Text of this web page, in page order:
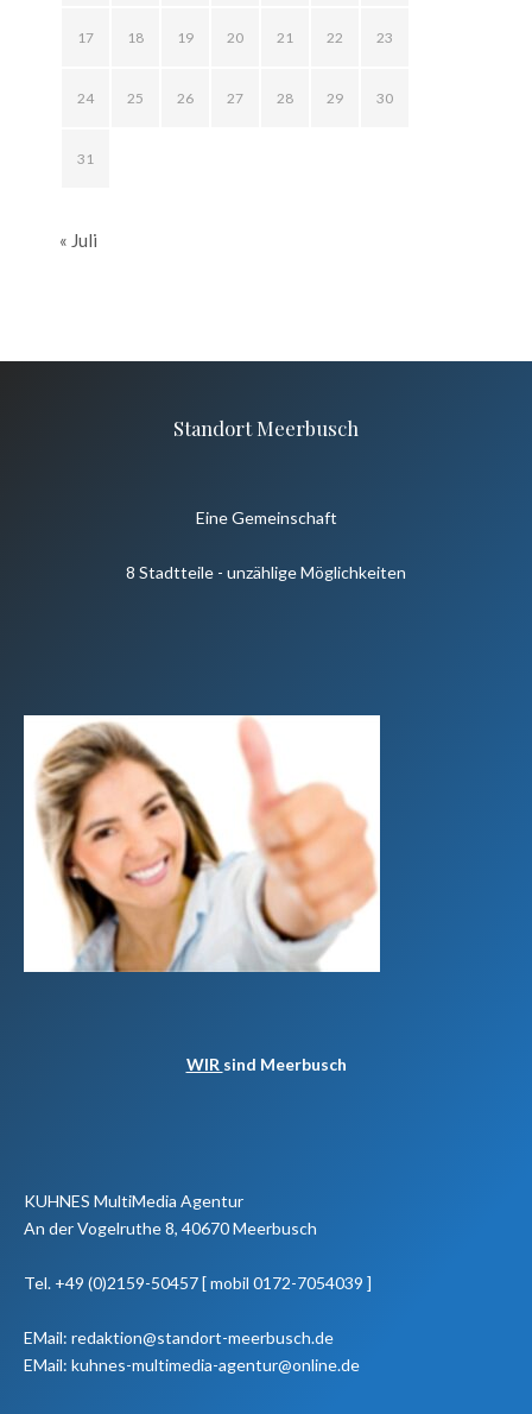
17 18 19 20 21 22 23
24 25 26 27 28 29 30
31
« Juli
Standort Meerbusch
Eine Gemeinschaft
8 Stadtteile - unzählige Möglichkeiten
WIR sind Meerbusch
KUHNES MultiMedia Agentur
An der Vogelruthe 8, 40670 Meerbusch
Tel. +49 (0)2159-50457 [ mobil 0172-7054039 ]
EMail: redaktion@standort-meerbusch.de
EMail: kuhnes-multimedia-agentur@online.de